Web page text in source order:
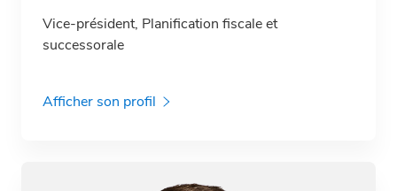
Vice-président, Planification fiscale et
successorale
Afficher son profil